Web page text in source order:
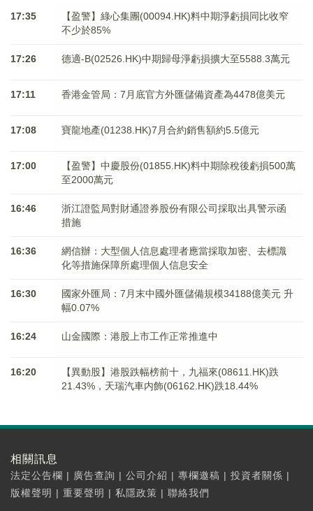
17:35
【盈警】綠心集團(00094.HK)料中期淨虧損同比收窄
不少於85%
17:26 德適-B(02526.HK)中期歸母淨虧損擴大至5588.3萬元
17:11 香港金管局：7月底官方外匯儲備資產為4478億美元
17:08 寶龍地產(01238.HK)7月合約銷售額約5.5億元
17:00
【盈警】中慶股份(01855.HK)料中期除稅後虧損500萬
至2000萬元
16:46
浙江證監局對財通證券股份有限公司採取出具警示函
措施
16:36
網信辦：大型個人信息處理者應當採取加密、去標識
化等措施保障所處理個人信息安全
16:30
國家外匯局：7月末中國外匯儲備規模34188億美元 升
幅0.07%
16:24 山金國際：港股上市工作正常推進中
16:20
【異動股】港股跌幅榜前十，九福來(08611.HK)跌
21.43%，天瑞汽車内飾(06162.HK)跌18.44%
相關訊息
法定公告欄 | 廣告查詢 | 公司介紹 | 專欄邀稿 | 投資者關係 |
版權聲明 | 重要聲明 | 私隱政策 | 聯絡我們